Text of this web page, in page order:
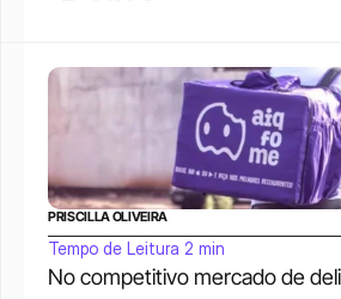
No competitivo mercado de
PRISCILLA OLIVEIRA
Tempo de Leitura 2 min